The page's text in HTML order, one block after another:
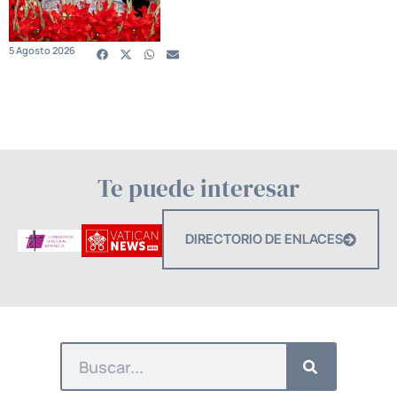
5 Agosto 2026
Te puede interesar
DIRECTORIO DE ENLACES